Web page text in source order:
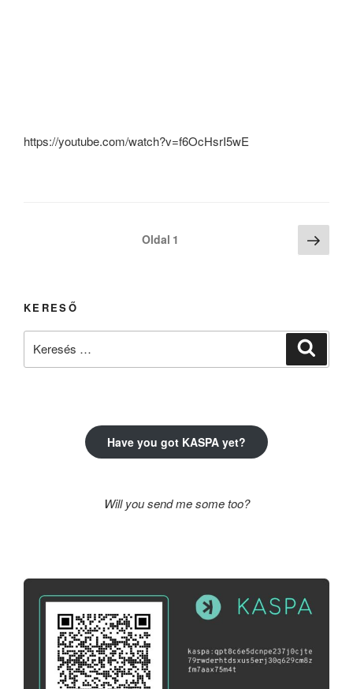
https://youtube.com/watch?v=f6OcHsrI5wE
Oldal 1
oldal
KERESŐ
Have you got KASPA yet?
Will you send me some too?